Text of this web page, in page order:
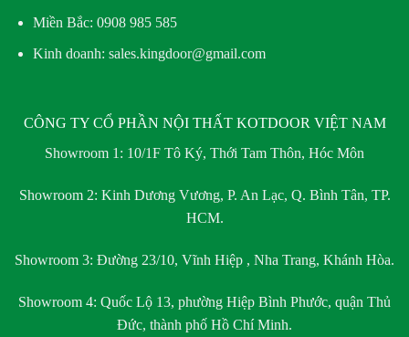
Miền Bắc: 0908 985 585
Kinh doanh: sales.kingdoor@gmail.com
CÔNG TY CỔ PHẦN NỘI THẤT KOTDOOR VIỆT NAM
Showroom 1: 10/1F Tô Ký, Thới Tam Thôn, Hóc Môn
Showroom 2: Kinh Dương Vương, P. An Lạc, Q. Bình Tân, TP.
HCM.
Showroom 3: Đường 23/10, Vĩnh Hiệp , Nha Trang, Khánh Hòa.
Showroom 4: Quốc Lộ 13, phường Hiệp Bình Phước, quận Thủ
Đức, thành phố Hồ Chí Minh.